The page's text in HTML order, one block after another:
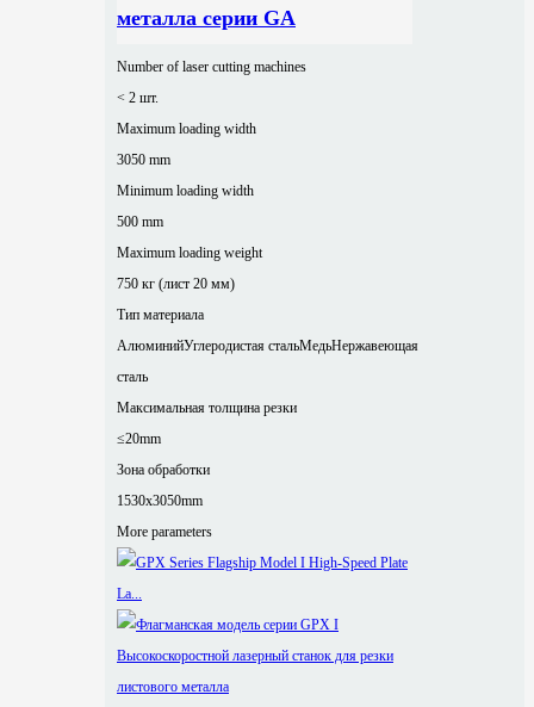
металла серии GA
Number of laser cutting machines
< 2 шт.
Maximum loading width
3050 mm
Minimum loading width
500 mm
Maximum loading weight
750 кг (лист 20 мм)
Тип материала
АлюминийУглеродистая стальМедьНержавеющая
сталь
Максимальная толщина резки
≤20mm
Зона обработки
1530x3050mm
More parameters